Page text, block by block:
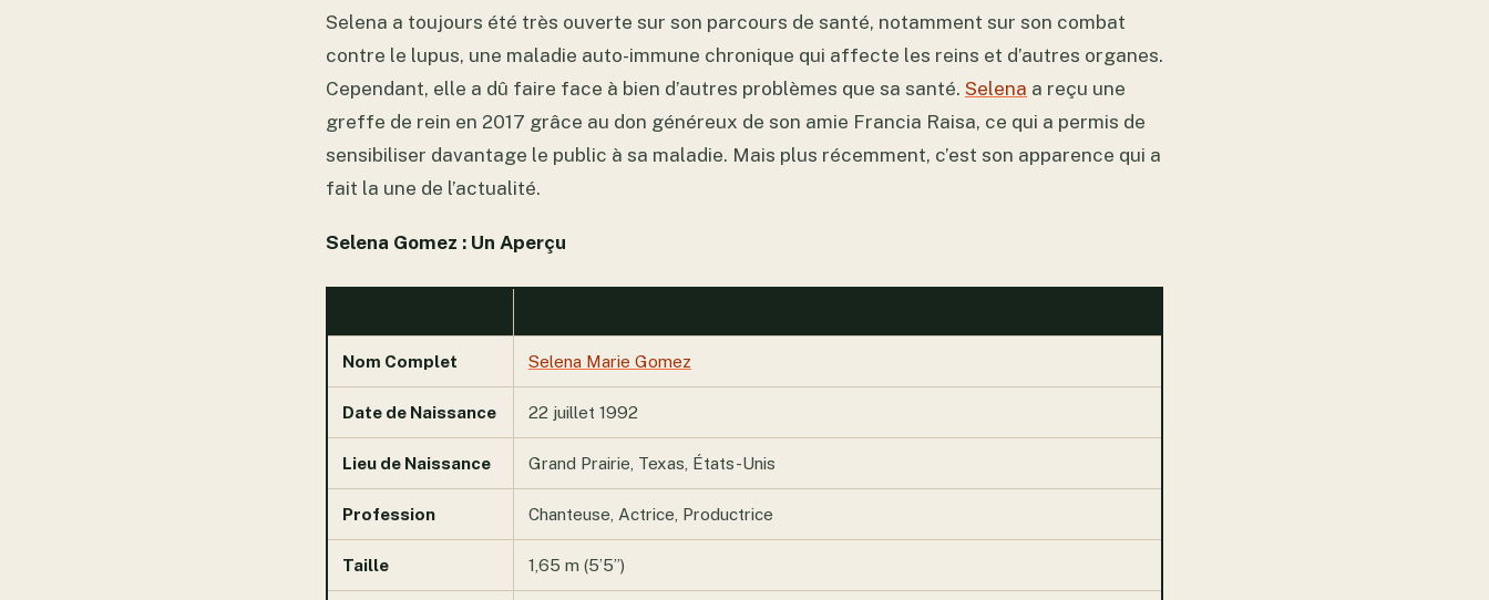
Selena a toujours été très ouverte sur son parcours de santé, notamment sur son combat
contre le lupus, une maladie auto-immune chronique qui affecte les reins et d’autres organes.
Cependant, elle a dû faire face à bien d’autres problèmes que sa santé. Selena a reçu une
greffe de rein en 2017 grâce au don généreux de son amie Francia Raisa, ce qui a permis de
sensibiliser davantage le public à sa maladie. Mais plus récemment, c’est son apparence qui a
fait la une de l’actualité.
Selena Gomez : Un Aperçu
Nom Complet Selena Marie Gomez
Date de Naissance 22 juillet 1992
Lieu de Naissance Grand Prairie, Texas, États-Unis
Profession Chanteuse, Actrice, Productrice
Taille 1,65 m (5’5”)